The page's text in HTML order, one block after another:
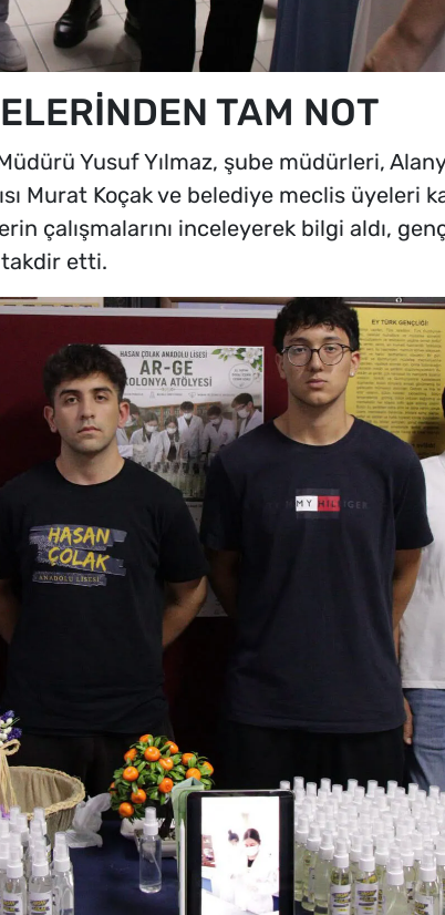
TAM NOT
Yusuf Yılmaz, şube müdürleri,
Murat Koçak ve belediye meclis üyeleri
çalışmalarını inceleyerek bilgi aldı,
etti.